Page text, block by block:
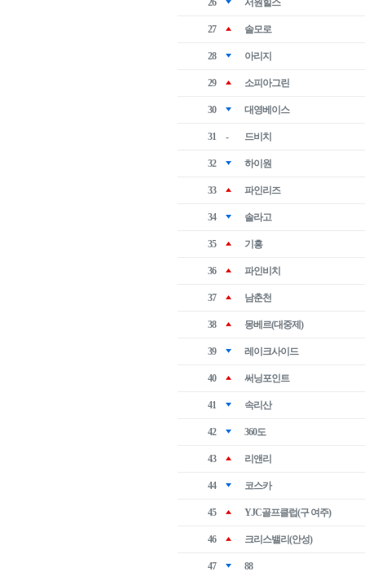
26 서원힐스
27 솔모로
28 아리지
29 소피아그린
30 대영베이스
31 - 드비치
32 하이원
33 파인리즈
34 솔라고
35 기흥
36 파인비치
37 남춘천
38 몽베르(대중제)
39 레이크사이드
40 써닝포인트
41 속리산
42 360도
43 리앤리
44 코스카
45 YJC골프클럽(구 여주)
46 크리스밸리(안성)
47 88